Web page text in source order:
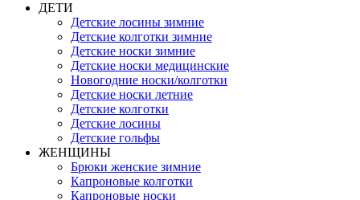
ДЕТИ
Детские лосины зимние
Детские колготки зимние
Детские носки зимние
Детские носки медицинские
Новогодние носки/колготки
Детские носки летние
Детские колготки
Детские лосины
Детские гольфы
ЖЕНЩИНЫ
Брюки женские зимние
Капроновые колготки
Капроновые носки